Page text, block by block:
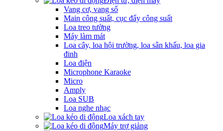
Vang cơ, vang số
Main công suất, cục đẩy công suất
Loa treo tường
Máy làm mát
Loa cây, loa hội trường, loa sân khấu, loa gia
đinh
Loa điện
Microphone Karaoke
Micro
Amply
Loa SUB
Loa nghe nhạc
Loa xách tay
Máy trợ giảng